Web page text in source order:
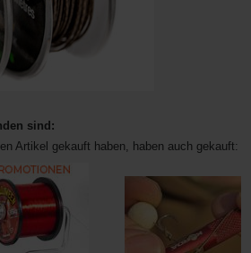
sind:
Artikel gekauft haben, haben auch gekauft: